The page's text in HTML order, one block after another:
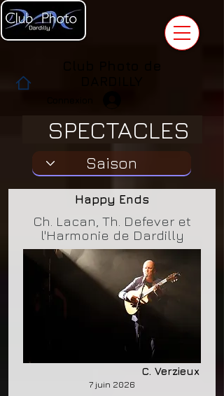
SPECTACLES
Happy Ends
Ch. Lacan, Th. Defever et
l'Harmonie de Dardilly
C. Verzieux
7 juin 2026